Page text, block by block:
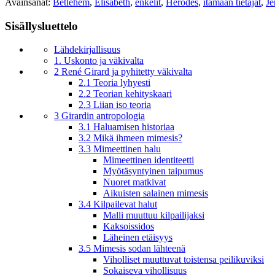
Sisällysluettelo
Lähdekirjallisuus
1. Uskonto ja väkivalta
2 René Girard ja pyhitetty väkivalta
2.1 Teoria lyhyesti
2.2 Teorian kehityskaari
2.3 Liian iso teoria
3 Girardin antropologia
3.1 Haluamisen historiaa
3.2 Mikä ihmeen mimesis?
3.3 Mimeettinen halu
Mimeettinen identiteetti
Myötäsyntyinen taipumus
Nuoret matkivat
Aikuisten salainen mimesis
3.4 Kilpailevat halut
Malli muuttuu kilpailijaksi
Kaksoissidos
Läheinen etäisyys
3.5 Mimesis sodan lähteenä
Viholliset muuttuvat toistensa peilikuviksi
Sokaiseva vihollisuus